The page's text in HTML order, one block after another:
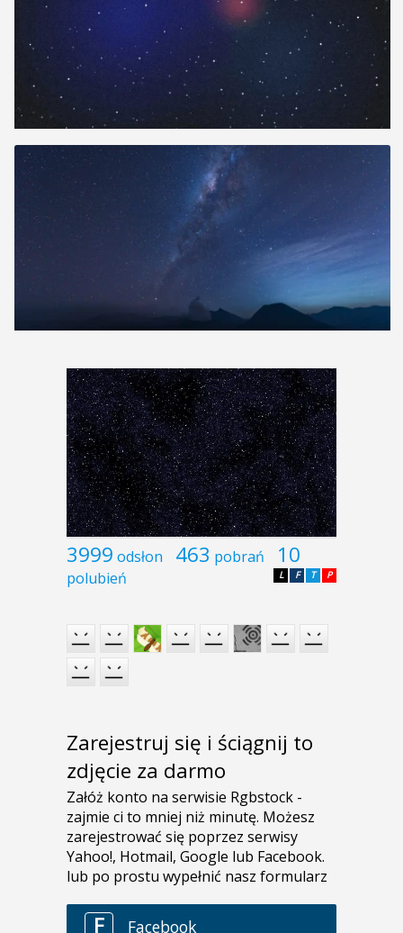
3999 odsłon 463 pobrań 10
polubień P
T
F
L
Zarejestruj się i ściągnij to
zdjęcie za darmo